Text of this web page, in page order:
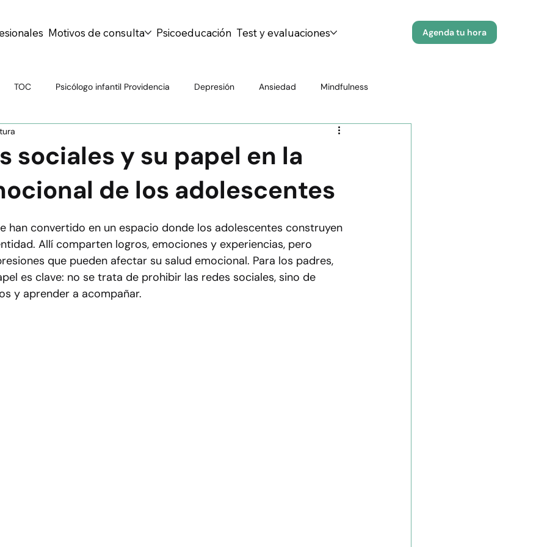
Motivos de consulta Psicoeducación Test y evaluaciones Agenda tu hora
TOC Psicólogo infantil Providencia Depresión Ansiedad Mindfulness
Psiquiatría General Prevención del Suicidio
Atención Psiquiátrica Mitos y Realidades Bienestar Emocional
Salud escolar Educación emocional Prevención psicológica
Salud mental
sociales y su papel en la
de los adolescentes
han convertido en un espacio donde los adolescentes construyen
Allí comparten logros, emociones y experiencias, pero
que pueden afectar su salud emocional. Para los padres,
es clave: no se trata de prohibir las redes sociales, sino de
y aprender a acompañar.